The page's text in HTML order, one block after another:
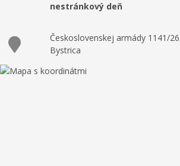
nestránkový deň
Československej armády 1141/
Bystrica